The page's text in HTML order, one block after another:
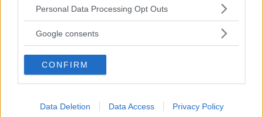
Please note that this website/app uses one or more Google
not limited to your visit or usage behaviour. You may click to
use your data for below specified purposes in below Google
consent section.
Personal Data Processing Opt Outs
Google consents
CONFIRM
Data Deletion Data Access Privacy Policy
Ce ne sono tantissimi:
lazucca
banchi dei mercati verso la metà di
settembre e viene consumata fino
alla fine di novembre. Ricca di
betacarotene, nasconde nei suoi